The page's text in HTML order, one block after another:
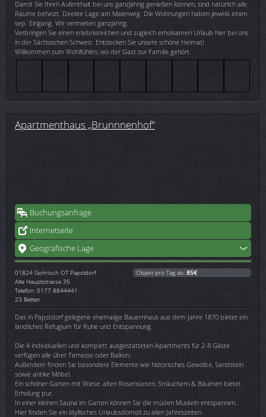
Damit Sie Ihren Aufenthalt bei uns ganzjährig genießen können, sind natürlich alle
Räume beheizt. Direkte Lage am Malerweg. Die Wohnungen haben jeweils einen
sep. Eingang. Wir vermieten ganzjährig.
Verbringen Sie einen erlebnisreichen und zugleich erholsamen Urlaub hier bei uns
in der Sächsischen Schweiz. Entdecken Sie unsere schöne Heimat!
Willkommen zum Wohlfühlen, wo der Gast zur Familie gehört.
Apartmenthaus „Brunnnenhof“
Buchungsanfrage
Internetseite
Geografische Lage
01824 Gohrisch OT Papstdorf
Alte Hauptstrasse 35
Telefon: 0177 8844441
23 Betten
Objekt pro Tag ab: 85€
Das in Papstdorf gelegene ehemalige Bauernhaus aus dem Jahre 1870 bietet ein
ländliches Refugium für Ruhe und Entspannung.
Die 4 individuellen und komplett ausgestatteten Apartments für 2-8 Gäste
verfügen alle über Terrasse oder Balkon.
Außerdem finden Sie besondere Elemente wie historisches Gewölbe, Sandstein
sowie antike Möbel.
Ein schöner Garten mit Wiese, alten Rosensorten, Sträuchern & Bäumen bietet
Erholung pur.
In einer kleinen Sauna im Garten können Sie die müden Muskeln entspannen.
Hier finden Sie ein idyllisches Urlaubsdomizil zu allen Jahreszeiten.